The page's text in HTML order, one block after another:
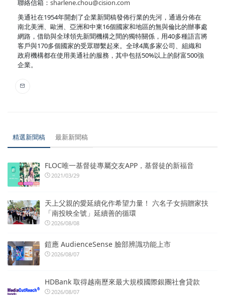
聯絡信箱： sharlene.chou@cision.com
美通社在1954年開創了企業新聞稿發佈行業的先河，通過分佈在
南北美洲、歐洲、亞洲和中東16個國家和地區的無與倫比的辦事處
網路，借助與全球領先新聞機構之間的獨特關係，用40多種語言將
客戶與170多個國家的受眾聯繫起來。全球4萬多家公司、組織和
政府機構都在使用美通社的服務，其中包括50%以上的財富500強
企業。
精選新聞稿 最新新聞稿
FLOC唯一基督徒專屬交友APP，基督徒的新福音
2021/03/29
天上父親的愛延續化作希望力量！ 六名子女捐贈家扶
「南投映全號」延續善的循環
2026/08/08
鎧應 AudienceSense 臉部辨識功能上市
2026/08/07
HDBank 取得越南歷來最大規模國際銀團社會貸款
2026/08/07